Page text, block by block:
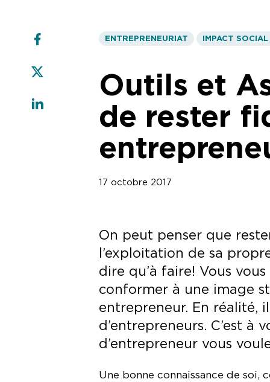
ENTREPRENEURIAT IMPACT
Outils et
de rester
17 octobre 2017
On peut penser que
l’exploitation de sa
dire qu’à faire! Vous
conformer à une image
entrepreneur. En réalité,
d’entrepreneurs. C’est
d’entrepreneur vous
Une bonne connaissance de soi,